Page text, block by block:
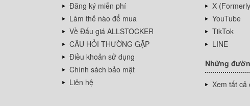
Đăng ký miễn phí
Làm thế nào để mua
Về Đấu giá ALLSTOCKER
CÂU HỎI THƯỜNG GẶP
Điều khoản sử dụng
Chính sách bảo mật
Liên hệ
X
YouTube
TikTok
LINE
Những
Xem tất cả